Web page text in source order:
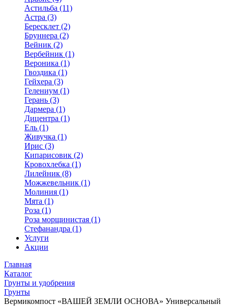
Астильба (11)
Астра (3)
Бересклет (2)
Бруннера (2)
Вейник (2)
Вербейник (1)
Вероника (1)
Гвоздика (1)
Гейхера (3)
Гелениум (1)
Герань (3)
Дармера (1)
Дицентра (1)
Ель (1)
Живучка (1)
Ирис (3)
Кипарисовик (2)
Кровохлебка (1)
Лилейник (8)
Можжевельник (1)
Молиния (1)
Мята (1)
Роза (1)
Роза морщинистая (1)
Стефанандра (1)
Услуги
Акции
Главная
Каталог
Грунты и удобрения
Грунты
Вермикомпост «ВАШЕЙ ЗЕМЛИ ОСНОВА» Универсальный